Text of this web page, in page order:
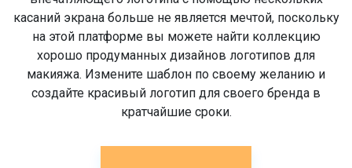
касаний экрана больше не является мечтой, поскольку
на этой платформе вы можете найти коллекцию
хорошо продуманных дизайнов логотипов для
макияжа. Измените шаблон по своему желанию и
создайте красивый логотип для своего бренда в
кратчайшие сроки.